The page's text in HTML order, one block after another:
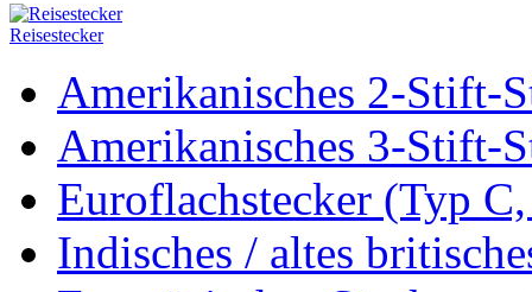
Reisestecker
Amerikanisches 2-Stift-
Amerikanisches 3-Stift-
Euroflachstecker (Typ
Indisches / altes